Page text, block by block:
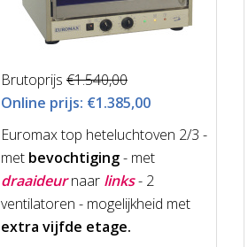
Brutoprijs €1.540,00
Online prijs: €1.385,00
Euromax top heteluchtoven 2/3 -
met bevochtiging- met
draaideurnaar links- 2
ventilatoren - mogelijkheid met
extra vijfde etage.